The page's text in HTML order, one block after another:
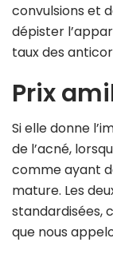
convulsions et
dépister
taux des
Prix
Si elle donne
de l’acné,
comme ayant
mature. Les
standardisées,
que nous